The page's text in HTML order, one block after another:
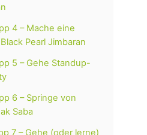
4 – Mache eine
Pearl Jimbaran
5 – Gehe Standup-
6 – Springe von
Saba
7 – Gehe (oder lerne)